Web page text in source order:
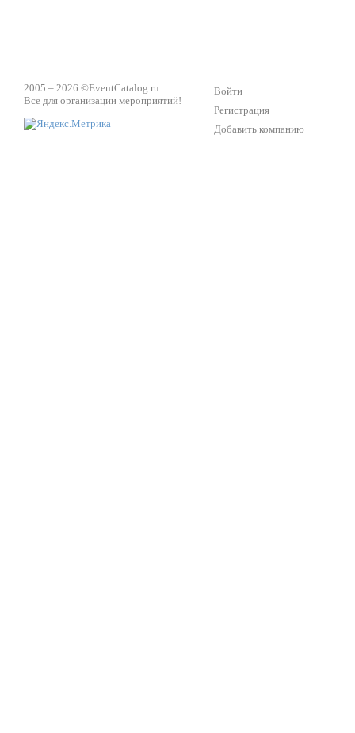
2005 – 2026 ©EventCatalog.ru
Все для организации мероприятий!
Войти
Регистрация
Добавить компанию